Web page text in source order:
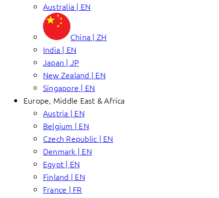
Australia | EN
China | ZH
India | EN
Japan | JP
New Zealand | EN
Singapore | EN
Europe, Middle East & Africa
Austria | EN
Belgium | EN
Czech Republic | EN
Denmark | EN
Egypt | EN
Finland | EN
France | FR